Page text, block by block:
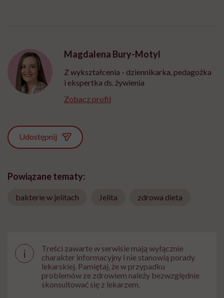
Magdalena Bury-Motyl
Z wykształcenia - dziennikarka, pedagożka
i ekspertka ds. żywienia
Zobacz profil
Udostępnij
Powiązane tematy:
bakterie w jelitach Jelita zdrowa dieta
i
Treści zawarte w serwisie mają wyłącznie
charakter informacyjny i nie stanowią porady
lekarskiej. Pamiętaj, że w przypadku
problemów ze zdrowiem należy bezwzględnie
skonsultować się z lekarzem.